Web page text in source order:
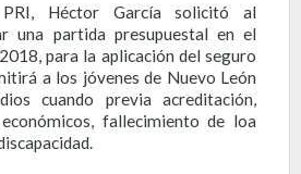
Héctor García solicitó al
una partida presupuestal en el
para la aplicación del seguro
a los jóvenes de Nuevo León
cuando previa acreditación,
fallecimiento de loa